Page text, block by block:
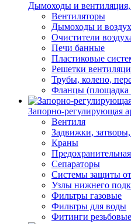
Дымоходы и
Вентиляторы
Дымоходы и
Очистители
Печи банные
Пластиковые
Решетки
Трубы, колено,
Фланцы (площадка
Запорно-регулирующая
Вентиля
Задвижки,
Краны
Сепараторы
Системы защиты
Узлы нижнего
Фильтры газовые
Фильтры для воды
Фитинги резьбовые